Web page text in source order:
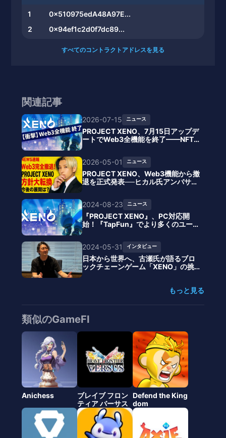
1
0x510975edA48A97E...
2
0x94ef1c2d0f7dc89...
すべてのコントラクトアドレスを見る
関連記事
2026-07-15 ニュース
PROJECT XENO、7月15日アップデ
ートでWeb3全機能を終了——NFT
生成・GENESIS Challenge・GXE連
携が全廃、日本発P2Eの象徴が撤退
へ
2026-05-01 ニュース
PROJECT XENO、Web3機能から撤
退を正式発表──ヒカル氏アンバサダ
ー就任で話題のタイトルが2026年6
月大型アップデートでWeb2へ全振
り
2024-08-23 ニュース
『PROJECT XENO』、PC対応開
始！『TapFun』でより多くのユーザ
ーにアクセス可能に
2024-05-31
インタビュー
日本から世界へ、古瀬氏が語るブロ
ックチェーンゲーム「XENO」の挑
戦
もっと見る
類似のGameFI
Anichess
ブレイブ フロン
ティア バーサス
Defend the King
dom